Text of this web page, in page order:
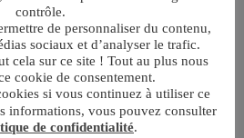
notre raison d’être
de notre vie. Et ainsi de
et ce que nous sommes, de
sens, d’apporter une
Nous pouvons
qui nous parasitent et ce qui
temps et notre énergie.
contrôle.
de personnaliser du contenu,
sociaux et d’analyser le trafic.
cela sur ce site ! Tout au plus nous
cookie de consentement.
si vous continuez à utiliser ce
informations, vous pouvez consulter
de confidentialité.